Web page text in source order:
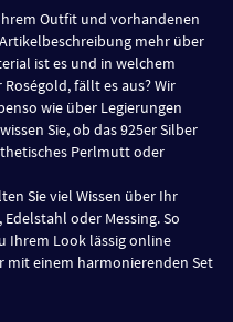
Outfit und vorhandenen
mehr über
ist es und in welchem
fällt es aus? Wir
wie über Legierungen
Sie, ob das 925er Silber
Perlmutt oder
Sie viel Wissen über Ihr
oder Messing. So
Ihrem Look lässig online
mit einem harmonierenden Set